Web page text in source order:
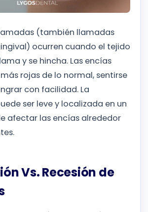
(también llamadas
ocurren cuando el tejido
y se hincha. Las encías
rojas de lo normal, sentirse
con facilidad. La
ser leve y localizada en un
afectar las encías alrededor
Vs. Recesión de